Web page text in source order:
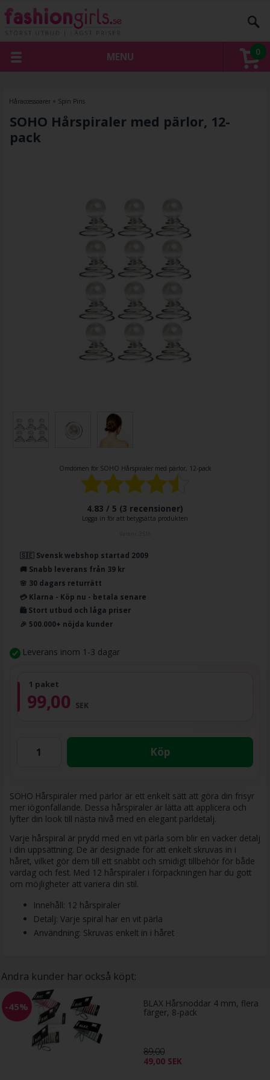
0
MENU
Håraccessoarer» Spin Pins
SOHO Hårspiraler med pärlor, 12-
pack
Omdömen för SOHO Hårspiraler med pärlor, 12-pack
4.83 / 5 (3 recensioner)
Logga in för att betygsätta produkten
🇸🇪 Svensk webshop startad 2009
🚚 Snabb leverans från 39 kr
🌸 30 dagars returrätt
💳 Klarna - Köp nu - betala senare
🛍️ Stort utbud och låga priser
🎉 500.000+ nöjda kunder
Leverans inom 1-3 dagar
1 paket
99,00 SEK
Köp
SOHO Hårspiraler med pärlor är ett enkelt sätt att göra din frisyr
mer iögonfallande. Dessa hårspiraler är lätta att applicera och
lyfter din look till nästa nivå med en elegant pärldetalj.
Varje hårspiral är prydd med en vit pärla som blir en vacker detalj
i din uppsättning. De är designade för att enkelt skruvas in i
håret, vilket gör dem till ett snabbt och smidigt tillbehör för både
vardag och fest. Med 12 hårspiraler i förpackningen har du gott
om möjligheter att variera din stil.
Innehåll: 12 hårspiraler
Detalj: Varje spiral har en vit pärla
Användning: Skruvas enkelt in i håret
Andra kunder har också köpt:
-45% BLAX Hårsnoddar 4 mm, flera
färger, 8-pack
89,00
49,00 SEK